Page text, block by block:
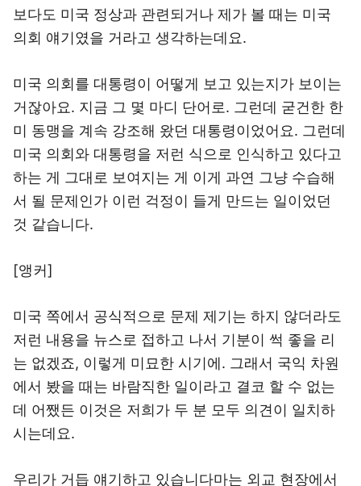
보다도 미국 정상과 관련되거나 제가 볼 때는 미국
의회 얘기였을 거라고 생각하는데요.
미국 의회를 대통령이 어떻게 보고 있는지가 보이는
거잖아요. 지금 그 몇 마디 단어로. 그런데 굳건한 한
미 동맹을 계속 강조해 왔던 대통령이었어요. 그런데
미국 의회와 대통령을 저런 식으로 인식하고 있다고
하는 게 그대로 보여지는 게 이게 과연 그냥 수습해
서 될 문제인가 이런 걱정이 들게 만드는 일이었던
것 같습니다.
[앵커]
미국 쪽에서 공식적으로 문제 제기는 하지 않더라도
저런 내용을 뉴스로 접하고 나서 기분이 썩 좋을 리
는 없겠죠, 이렇게 미묘한 시기에. 그래서 국익 차원
에서 봤을 때는 바람직한 일이라고 결코 할 수 없는
데 어쨌든 이것은 저희가 두 분 모두 의견이 일치하
시는데요.
우리가 거듭 얘기하고 있습니다마는 외교 현장에서